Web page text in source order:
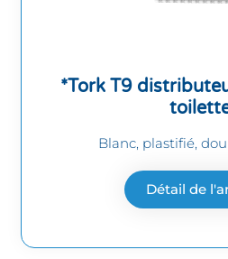
*Tork T9
Blanc, plastifié,
Détail de